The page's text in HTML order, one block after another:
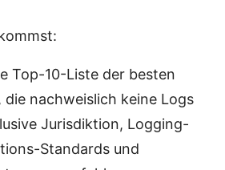
Top-10-Liste der besten
die nachweislich keine Logs
Jurisdiktion, Logging-
Standards und